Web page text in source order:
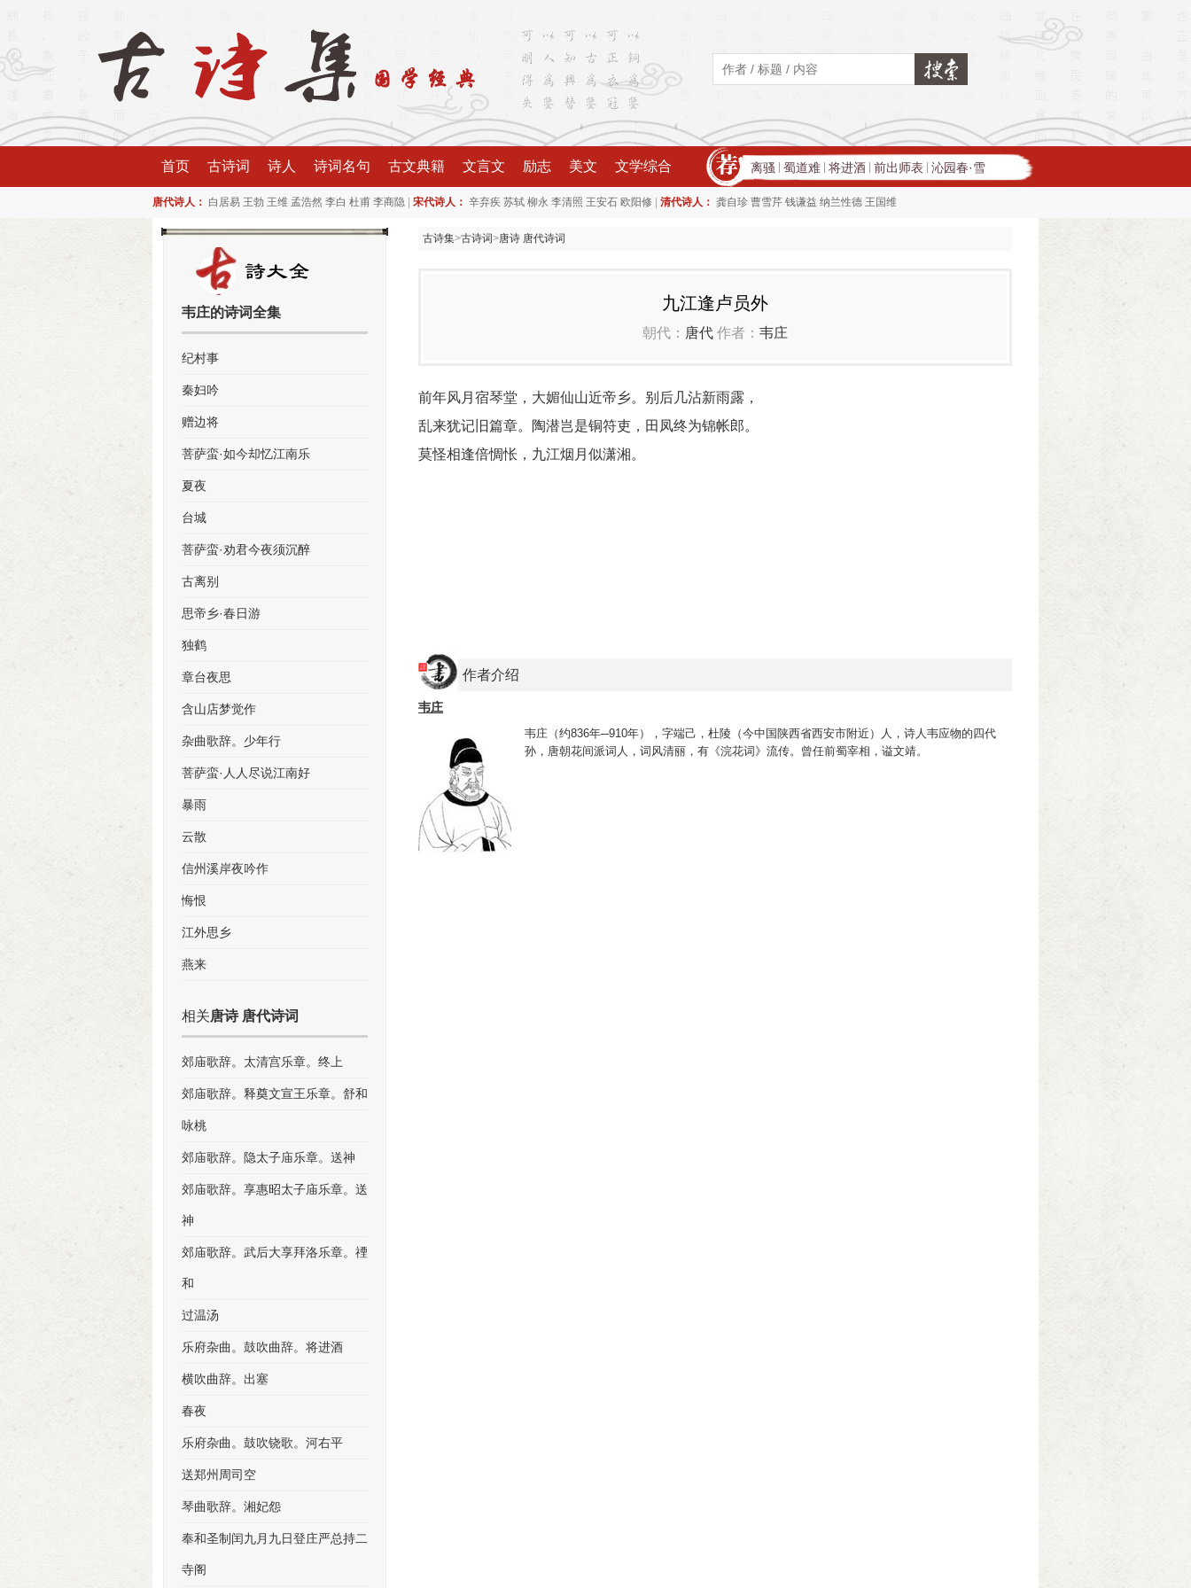
首页 古诗词 诗人 诗词名句 古文典籍 文言文 励志 美文 文学综合 离骚 蜀道难 将进酒 前出师表 沁园春·雪
唐代诗人： 白居易 王勃 王维 孟浩然 李白 杜甫 李商隐 宋代诗人： 辛弃疾 苏轼 柳永 李清照 王安石 欧阳修 清代诗人： 龚自珍 曹雪芹 钱谦益 纳兰性德 王国维
古诗集>古诗词>唐诗 唐代诗词
九江逢卢员外
朝代： 唐代 作者： 韦庄
前年风月宿琴堂，大媚仙山近帝乡。别后几沾新雨露，
乱来犹记旧篇章。陶潜岂是铜符吏，田凤终为锦帐郎。
莫怪相逢倍惆怅，九江烟月似潇湘。
作者介绍
韦庄
韦庄（约836年─910年），字端己，杜陵（今中国陕西省西安市附近）人，诗人韦应物的四代
孙，唐朝花间派词人，词风清丽，有《浣花词》流传。曾任前蜀宰相，谥文靖。
韦庄的诗词全集
纪村事
秦妇吟
赠边将
菩萨蛮·如今却忆江南乐
夏夜
台城
菩萨蛮·劝君今夜须沉醉
古离别
思帝乡·春日游
独鹤
章台夜思
含山店梦觉作
杂曲歌辞。少年行
菩萨蛮·人人尽说江南好
暴雨
云散
信州溪岸夜吟作
悔恨
江外思乡
燕来
相关唐诗 唐代诗词
郊庙歌辞。太清宫乐章。终上
郊庙歌辞。释奠文宣王乐章。舒和
咏桃
郊庙歌辞。隐太子庙乐章。送神
郊庙歌辞。享惠昭太子庙乐章。送
神
郊庙歌辞。武后大享拜洛乐章。禋
和
过温汤
乐府杂曲。鼓吹曲辞。将进酒
横吹曲辞。出塞
春夜
乐府杂曲。鼓吹铙歌。河右平
送郑州周司空
琴曲歌辞。湘妃怨
奉和圣制闰九月九日登庄严总持二
寺阁